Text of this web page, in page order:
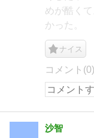
めが酷く
かった。
ナイス
コメント(0)
沙智